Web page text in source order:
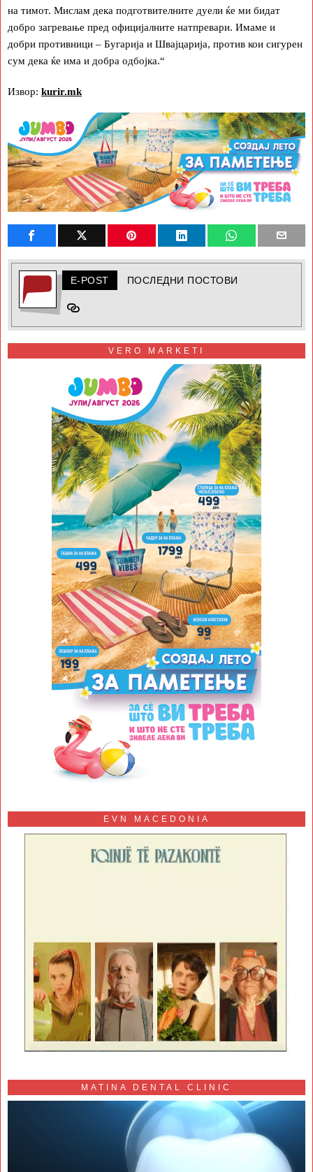
на тимот. Мислам дека подготвителните дуели ќе ми бидат
добро загревање пред официјалните натпревари. Имаме и
добри противници – Бугарија и Швајцарија, против кои сигурен
сум дека ќе има и добра одбојка.“
Извор: kurir.mk
E-POST ПОСЛЕДНИ ПОСТОВИ
VERO MARKETI
EVN MACEDONIA
MATINA DENTAL CLINIC